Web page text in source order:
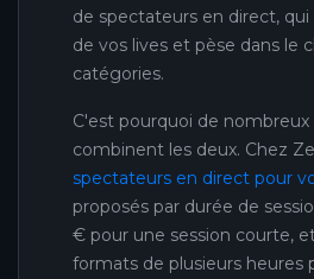
de spectateurs en direct,
de vos lives et pèse dans le
catégories.
C'est pourquoi de
combinent les deux. Chez
spectateurs en direct pour
proposés par durée de
€ pour une session courte,
formats de plusieurs heures